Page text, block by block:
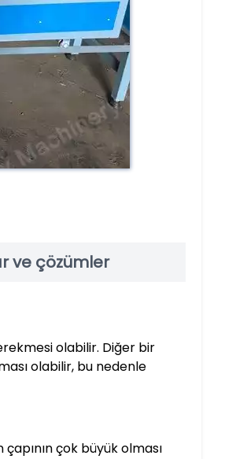
ve çözümler
olabilir. Diğer bir
olabilir, bu nedenle
çok büyük olması